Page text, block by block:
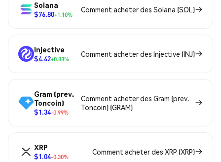
Solana
$76.80+1.10%
Comment acheter des Solana (SOL)
Injective
$4.42+0.88%
Comment acheter des Injective (INJ)
Gram (prev.
Toncoin)
$1.34-0.99%
Comment acheter des Gram (prev.
Toncoin) (GRAM)
XRP
$1.04-0.30%
Comment acheter des XRP (XRP)